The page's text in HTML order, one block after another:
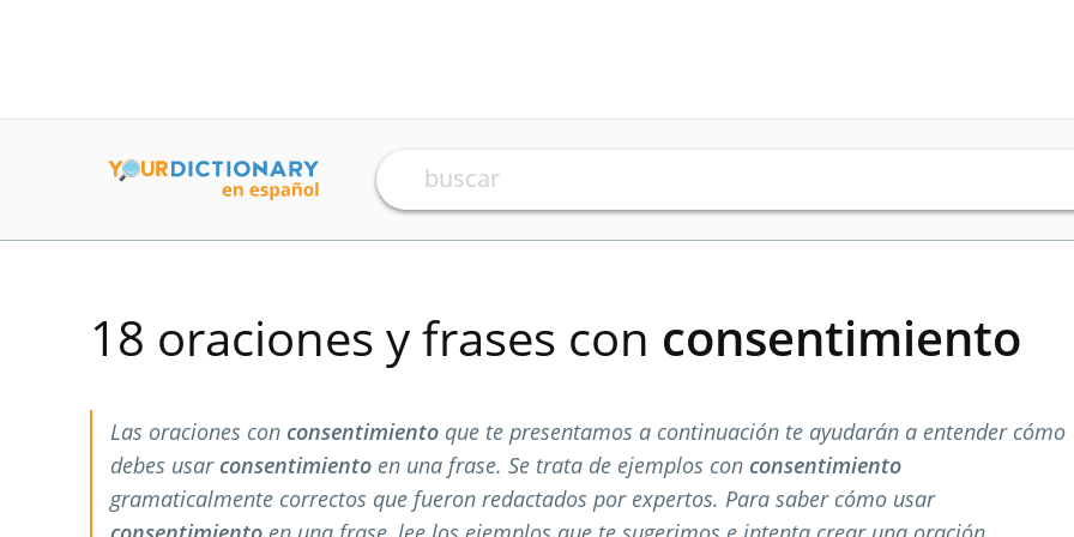
18 oraciones y frases con consentimiento
Las oraciones con consentimiento que te presentamos a continuación te ayudarán a entender cómo
debes usar consentimiento en una frase. Se trata de ejemplos con consentimiento
gramaticalmente correctos que fueron redactados por expertos. Para saber cómo usar